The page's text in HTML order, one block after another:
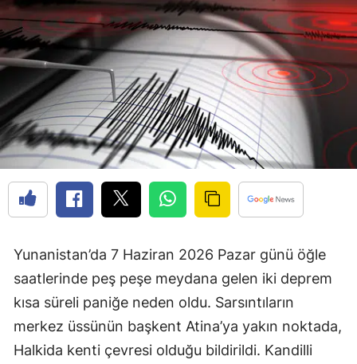
Yunanistan’da 7 Haziran 2026 Pazar günü öğle
saatlerinde peş peşe meydana gelen iki deprem
kısa süreli paniğe neden oldu. Sarsıntıların
merkez üssünün başkent Atina’ya yakın noktada,
Halkida kenti çevresi olduğu bildirildi. Kandilli